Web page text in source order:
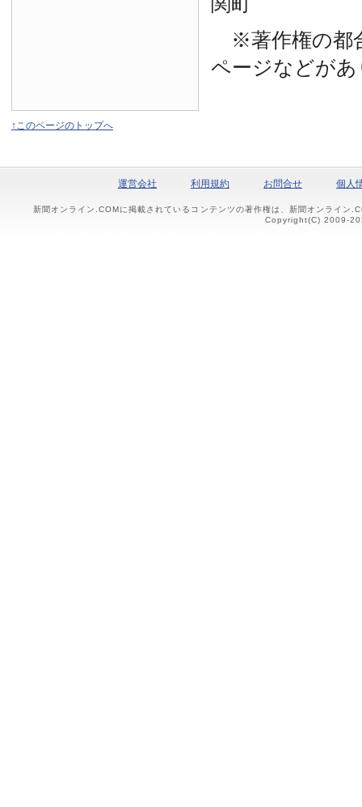
※著作権の都
ページなどが
↑このページのトップへ
運営会社 利用規約 お問合せ 個人
新聞オンライン.COMに掲載されているコンテンツの著作権は、新聞オンライン
Copyright(C) 2009-